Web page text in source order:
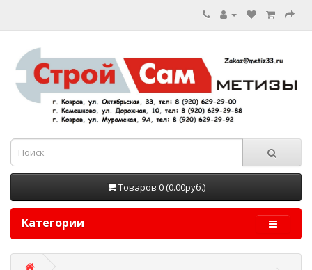
Товаров 0 (0.00руб.)
Категории